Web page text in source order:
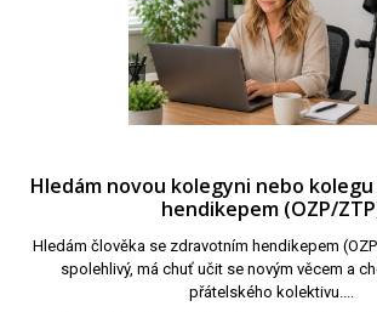
Hledám novou kolegyni nebo
hendikepem (OZP/
Hledám člověka se zdravotním hendikepem
spolehlivý, má chuť učit se novým věcem a
přátelského kolektivu....